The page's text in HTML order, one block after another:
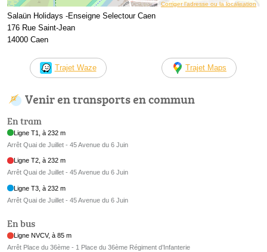
Corriger l’adresse ou la localisation
Salaün Holidays -Enseigne Selectour Caen
176 Rue Saint-Jean
14000 Caen
Trajet Waze Trajet Maps
Venir en transports en commun
En tram
Ligne T1, à 232 m
Arrêt Quai de Juillet - 45 Avenue du 6 Juin
Ligne T2, à 232 m
Arrêt Quai de Juillet - 45 Avenue du 6 Juin
Ligne T3, à 232 m
Arrêt Quai de Juillet - 45 Avenue du 6 Juin
En bus
Ligne NVCV, à 85 m
Arrêt Place du 36ème - 1 Place du 36ème Régiment d’Infanterie